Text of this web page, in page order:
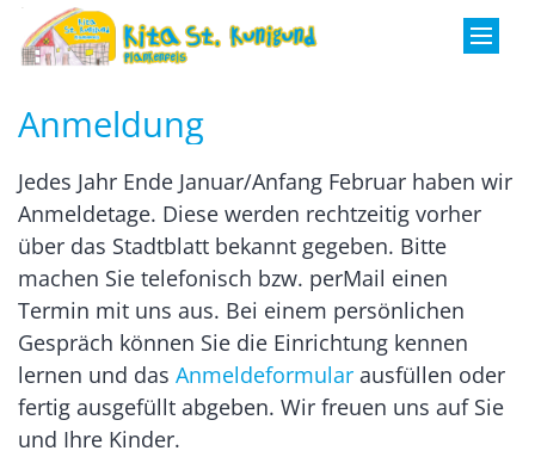
Zum Inhalt springen
Anmeldung
Jedes Jahr Ende Januar/Anfang Februar haben wir
Anmeldetage. Diese werden rechtzeitig vorher
über das Stadtblatt bekannt gegeben. Bitte
machen Sie telefonisch bzw. perMail einen
Termin mit uns aus. Bei einem persönlichen
Gespräch können Sie die Einrichtung kennen
lernen und das Anmeldeformular ausfüllen oder
fertig ausgefüllt abgeben. Wir freuen uns auf Sie
und Ihre Kinder.